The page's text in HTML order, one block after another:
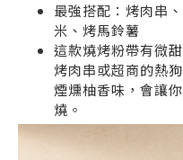
最強搭配：烤肉串
米、烤馬鈴薯
這款燒烤粉帶有微
烤肉串或超商的熱
煙燻柚香味，會讓
燒。